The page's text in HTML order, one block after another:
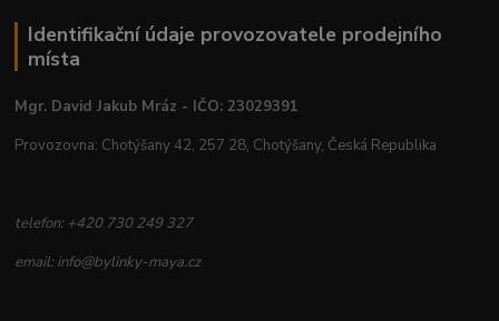
Identifikační údaje provozovatele prodejního
místa
Mgr. David Jakub Mráz - IČO: 23029391
Provozovna: Chotýšany 42, 257 28, Chotýšany, Česká Republika
telefon: +420 730 249 327
email: info@bylinky-maya.cz